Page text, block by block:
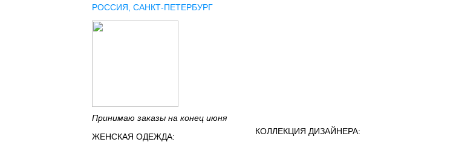
РОССИЯ, САНКТ-ПЕТЕРБУРГ
Принимаю заказы на конец июня
ЖЕНСКАЯ ОДЕЖДА:
КОЛЛЕКЦИЯ ДИЗАЙНЕРА: